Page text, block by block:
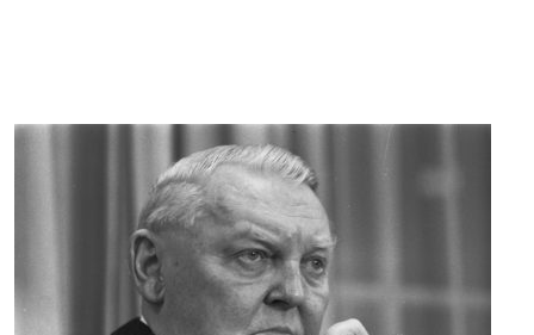
CIRCULAR ECONOMY
ENTWICKLUNGSPOLITIK